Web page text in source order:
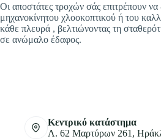
Οι αποστάτες τροχών σάς επιτρέπουν να
μηχανοκίνητου χλοοκοπτικού ή του
κάθε πλευρά , βελτιώνοντας τη
σε ανώμαλο έδαφος.
Κεντρικό κατάστημα
Λ. 62 Μαρτύρων 261,